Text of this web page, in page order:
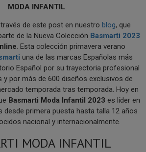
MODA INFANTIL
de este post en nuestro blog, que
de la Nueva Colección Basmarti 2023
. Esta colección primavera verano
una de las marcas Españolas más
Español por su trayectoria profesional
y por más de 600 diseños exclusivos de
temporada tras temporada. Hoy en
Basmarti Moda Infantil 2023 es líder en
desde primera puesta hasta talla 12 años
nacional y internacionalmente.
MODA INFANTIL